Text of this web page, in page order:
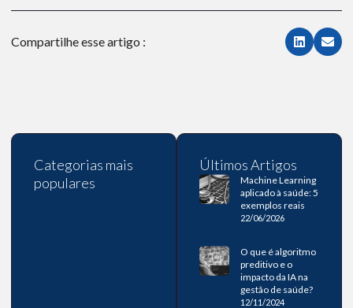
Compartilhe esse artigo :
Categorias mais
populares
Últimos Artigos
Machine Learning
aplicado à saúde: 5
exemplos reais
22/06/2026
O que é algoritmo
preditivo e o
impacto da IA na
gestão de saúde?
12/11/2024